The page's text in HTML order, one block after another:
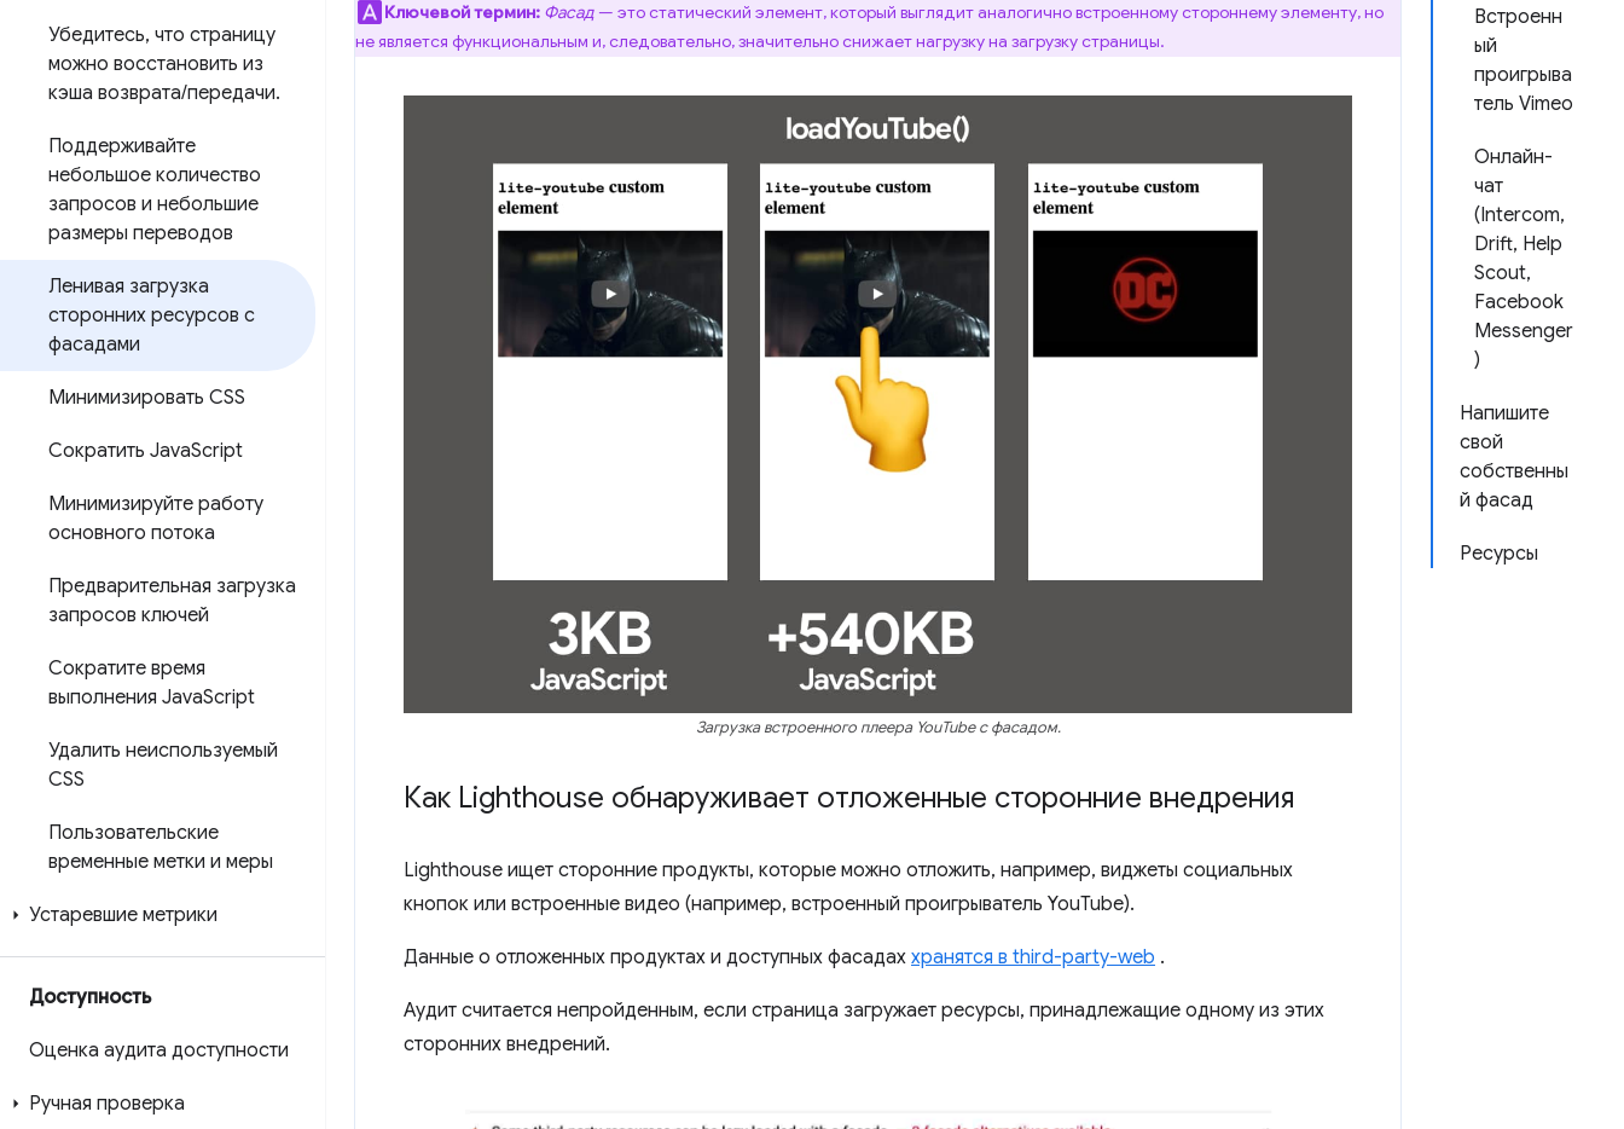
Убедитесь, что страницу
можно восстановить из
кэша возврата/передачи.
Поддерживайте
небольшое количество
запросов и небольшие
размеры переводов
Ленивая загрузка
сторонних ресурсов с
фасадами
Минимизировать CSS
Сократить JavaScript
Минимизируйте работу
основного потока
Предварительная загрузка
запросов ключей
Сократите время
выполнения JavaScript
Удалить неиспользуемый
CSS
Пользовательские
временные метки и меры
Устаревшие метрики
Доступность
Оценка аудита доступности
Ручная проверка
Встроенн
ый
проигрыва
тель Vimeo
Онлайн-
чат
(Intercom,
Drift, Help
Scout,
Facebook
Messenger
)
Напишите
свой
собственны
й фасад
Ресурсы
Ключевой термин: Фасад — это статический элемент, который выглядит аналогично встроенному стороннему элементу, но
не является функциональным и, следовательно, значительно снижает нагрузку на загрузку страницы.
Загрузка встроенного плеера YouTube с фасадом.
Как Lighthouse обнаруживает отложенные сторонние внедрения
Lighthouse ищет сторонние продукты, которые можно отложить, например, виджеты социальных
кнопок или встроенные видео (например, встроенный проигрыватель YouTube).
Данные о отложенных продуктах и ​​доступных фасадах хранятся в third-party-web .
Аудит считается непройденным, если страница загружает ресурсы, принадлежащие одному из этих
сторонних внедрений.